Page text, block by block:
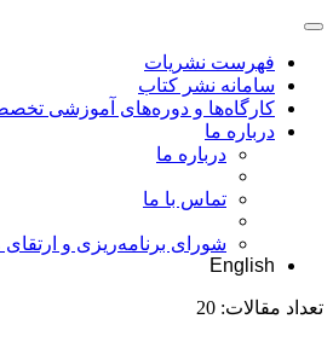
فهرست نشریات
سامانه نشر کتاب
کارگاه‌ها و دوره‌های آموزشی
درباره ما
درباره ما
تماس با ما
شورای برنامه‌ریزی و
English
تعداد مقالات: 20